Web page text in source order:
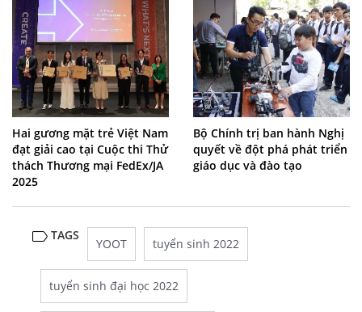
Hai gương mặt trẻ Việt Nam
đạt giải cao tại Cuộc thi Thử
thách Thương mại FedEx/JA
2025
Bộ Chính trị ban hành Nghị
quyết về đột phá phát triển
giáo dục và đào tạo
TAGS
YOOT tuyển sinh 2022
tuyển sinh đại học 2022